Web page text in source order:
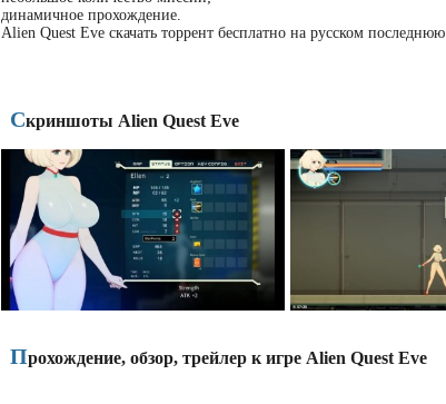
динамичное прохождение.
Alien Quest Eve скачать торрент бесплатно на русском
Скриншоты Alien Quest Eve
Прохождение, обзор, трейлер к игре Alien Quest Eve